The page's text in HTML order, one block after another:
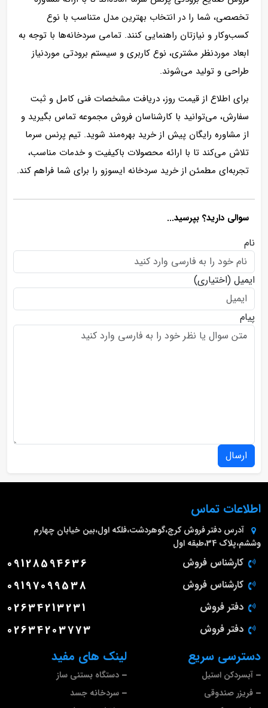
تخصصی، شما را در انتخاب بهترین مدل متناسب با نوع
کسب‌وکار و نیازتان راهنمایی کنند. تمامی سردخانه‌ها با توجه به
ابعاد موردنظر مشتری، نوع کاربری و سیستم برودتی موردنیاز
طراحی و تولید می‌شوند.
برای اطلاع از قیمت روز، دریافت مشخصات فنی کامل و ثبت
سفارش، می‌توانید با کارشناسان فروش مجموعه تماس بگیرید و
از مشاوره رایگان پیش از خرید بهره‌مند شوید. تیم پرنس سرما
تلاش می‌کند تا با ارائه محصولات باکیفیت و خدمات مناسب،
تجربه‌ای مطمئن از خرید سردخانه ایسوزو را برای شما فراهم کند.
سوالی دارید؟ بپرسید...
نام
ایمیل (اختیاری)
پیام
ارسال
لینک های مفید
دستگاه بستنی ساز
سردخانه جسد
دسترسی سریع
آبسردکن استیل
فریزر صندوقی
اطلاعات تماس
آدرس دفتر فروش کرج،گوهردشت،فلکه اول،بین خیابان چهارم
وششم،پلاک 34،طبقه اول
کارشناس فروش 09128594636
کارشناس فروش 09197099538
دفتر فروش 02634213231
دفتر فروش 02634203773